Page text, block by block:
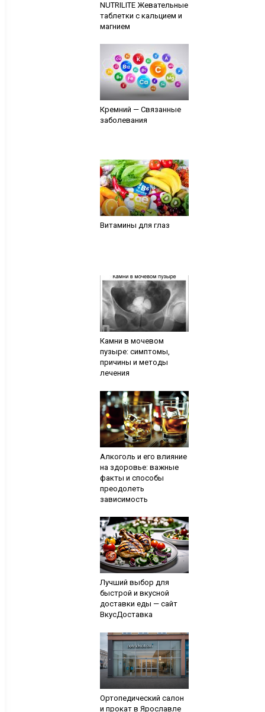
NUTRILITE Жевательные
таблетки с кальцием и
магнием
Кремний — Связанные
заболевания
Витамины для глаз
Камни в мочевом
пузыре: симптомы,
причины и методы
лечения
Алкоголь и его влияние
на здоровье: важные
факты и способы
преодолеть
зависимость
Лучший выбор для
быстрой и вкусной
доставки еды — сайт
ВкусДоставка
Ортопедический салон
и прокат в Ярославле